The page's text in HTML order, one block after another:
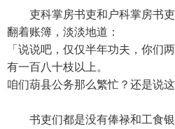
吏科掌房书吏和户科掌房书吏
翻着账簿，淡淡地道：
「说说吧，仅仅半年功夫，你们
有一百八十枝以上。
咱们葫县公务那么繁忙？还是说
书吏们都是没有俸禄和工食银